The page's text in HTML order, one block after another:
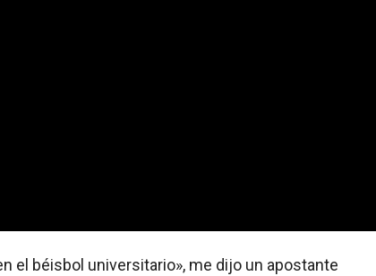
el béisbol universitario», me dijo un apostante